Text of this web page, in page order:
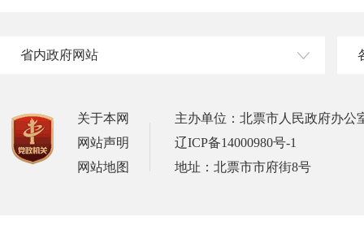
省内政府网站
关于本网
网站声明
网站地图
主办单位：北票市人民政府办公
辽ICP备14000980号-1
地址：北票市市府街8号